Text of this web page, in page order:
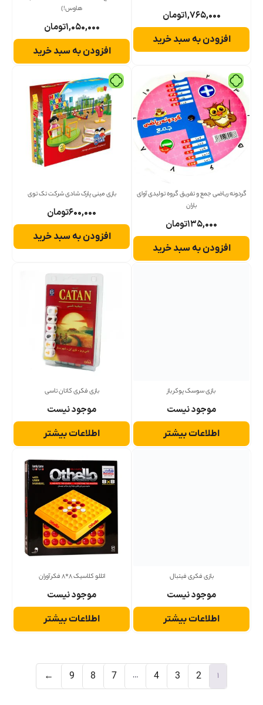
۱,۷۶۵,۰۰۰تومان
افزودن به سبد خرید
هاوس!)
۱,۰۵۰,۰۰۰تومان
افزودن به سبد خرید
گردونه ریاضی جمع و تفریق گروه تولیدی آوای
۱۳۵,۰۰۰تومان
افزودن به سبد خرید
بازی مینی پارک شادی شرکت تک توی
۶۰۰,۰۰۰تومان
افزودن به سبد خرید
بازی سوسک پوکر باز
موجود نیست
اطلاعات بیشتر
بازی فکری کاتان تاسی
موجود نیست
اطلاعات بیشتر
بازی فکری فیتبال
موجود نیست
اطلاعات بیشتر
اتللو کلاسیک 8*8 فکر آوران
موجود نیست
اطلاعات بیشتر